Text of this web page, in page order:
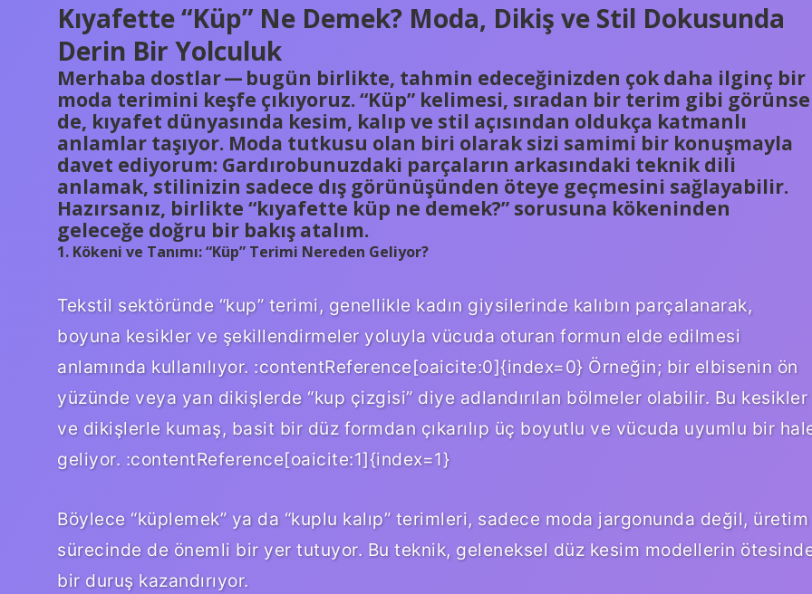
Kıyafette “Küp” Ne Demek? Moda, Dikiş ve Stil Dokusunda
Derin Bir Yolculuk
Merhaba dostlar — bugün birlikte, tahmin edeceğinizden çok daha ilginç bir
moda terimini keşfe çıkıyoruz. “Küp” kelimesi, sıradan bir terim gibi görünse
de, kıyafet dünyasında kesim, kalıp ve stil açısından oldukça katmanlı
anlamlar taşıyor. Moda tutkusu olan biri olarak sizi samimi bir konuşmayla
davet ediyorum: Gardırobunuzdaki parçaların arkasındaki teknik dili
anlamak, stilinizin sadece dış görünüşünden öteye geçmesini sağlayabilir.
Hazırsanız, birlikte “kıyafette küp ne demek?” sorusuna kökeninden
geleceğe doğru bir bakış atalım.
1. Kökeni ve Tanımı: “Küp” Terimi Nereden Geliyor?
Tekstil sektöründe “kup” terimi, genellikle kadın giysilerinde kalıbın parçalanarak,
boyuna kesikler ve şekillendirmeler yoluyla vücuda oturan formun elde edilmesi
anlamında kullanılıyor. :contentReference[oaicite:0]{index=0} Örneğin; bir elbisenin ön
yüzünde veya yan dikişlerde “kup çizgisi” diye adlandırılan bölmeler olabilir. Bu kesikler
ve dikişlerle kumaş, basit bir düz formdan çıkarılıp üç boyutlu ve vücuda uyumlu bir
geliyor. :contentReference[oaicite:1]{index=1}
Böylece “küplemek” ya da “kuplu kalıp” terimleri, sadece moda jargonunda değil, üretim
sürecinde de önemli bir yer tutuyor. Bu teknik, geleneksel düz kesim modellerin
bir duruş kazandırıyor.